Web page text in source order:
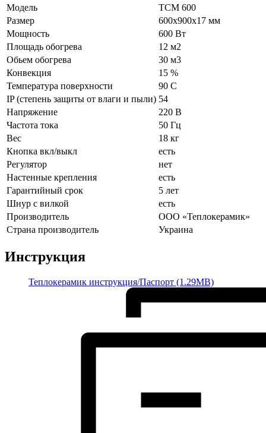
Модель
ТСМ 600
Размер
600х900х17 мм
Мощность
600 Вт
Площадь обогрева
12 м2
Обьем обогрева
30 м3
Конвекция
15 %
Температура поверхности
90 С
IP (степень защиты от влаги и пыли) 54
Напряжение
220 В
Частота тока
50 Гц
Вес
18 кг
Кнопка вкл/выкл
есть
Регулятор
нет
Настенные крепления
есть
Гарантийный срок
5 лет
Шнур с вилкой
есть
Производитель
ООО «Теплокерамик»
Страна производитель
Украина
Инструкция
Теплокерамик инструкция/Паспорт (1.29MB)